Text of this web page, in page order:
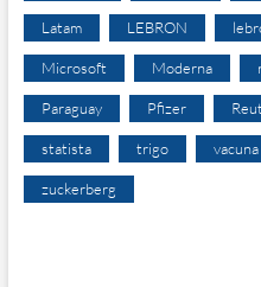
Latam LEBRON
Microsoft Moderna
Paraguay Pfizer
statista trigo vacuna
zuckerberg